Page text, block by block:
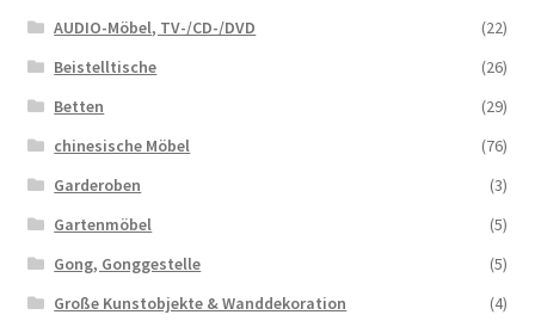
AUDIO-Möbel, TV-/CD-/DVD
(22)
Beistelltische
(26)
Betten
(29)
chinesische Möbel
(76)
Garderoben
(3)
Gartenmöbel
(5)
Gong, Gonggestelle
(5)
Große Kunstobjekte & Wanddekoration
(4)